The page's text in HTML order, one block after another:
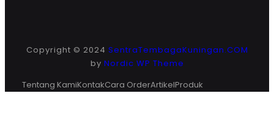
Copyright © 2024 SentraTembagaKuningan.COM
by Nordic WP Theme
Tentang KamiKontakCara OrderArtikelProduk